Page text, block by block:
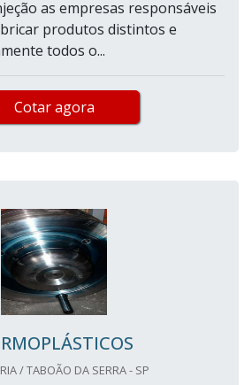
as empresas responsáveis
produtos distintos e
todos o...
Cotar agora
/ TABOÃO DA SERRA - SP